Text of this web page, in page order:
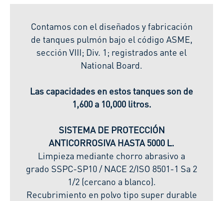
Contamos con el diseñados y fabricación
de tanques pulmón bajo el código ASME,
sección VIII; Div. 1; registrados ante el
National Board.
Las capacidades en estos tanques son de
1,600 a 10,000 litros.
SISTEMA DE PROTECCIÓN
ANTICORROSIVA HASTA 5000 L.
Limpieza mediante chorro abrasivo a
grado SSPC-SP10 / NACE 2/ISO 8501-1 Sa 2
1/2 (cercano a blanco).
Recubrimiento en polvo tipo super durable